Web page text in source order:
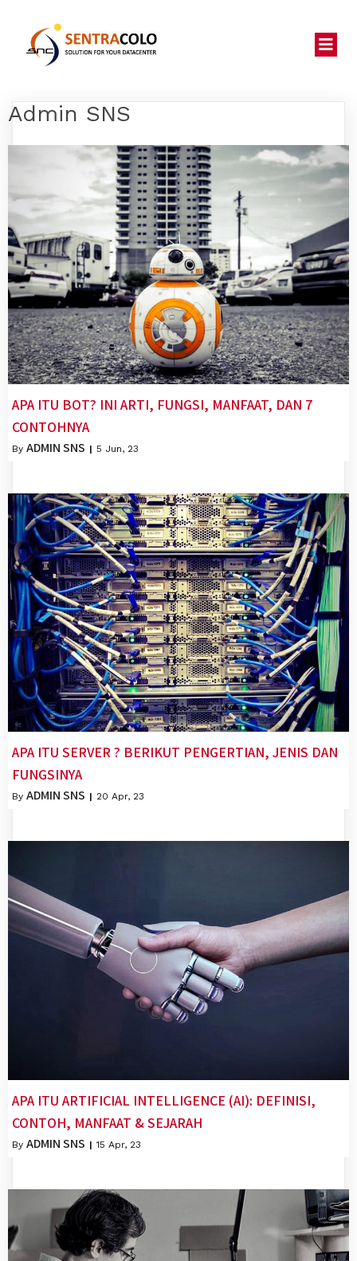
Admin SNS
APA ITU BOT? INI ARTI, FUNGSI, MANFAAT, DAN 7
CONTOHNYA
By ADMIN SNS | 5 Jun, 23
APA ITU SERVER ? BERIKUT PENGERTIAN, JENIS DAN
FUNGSINYA
By ADMIN SNS | 20 Apr, 23
APA ITU ARTIFICIAL INTELLIGENCE (AI): DEFINISI,
CONTOH, MANFAAT & SEJARAH
By ADMIN SNS | 15 Apr, 23